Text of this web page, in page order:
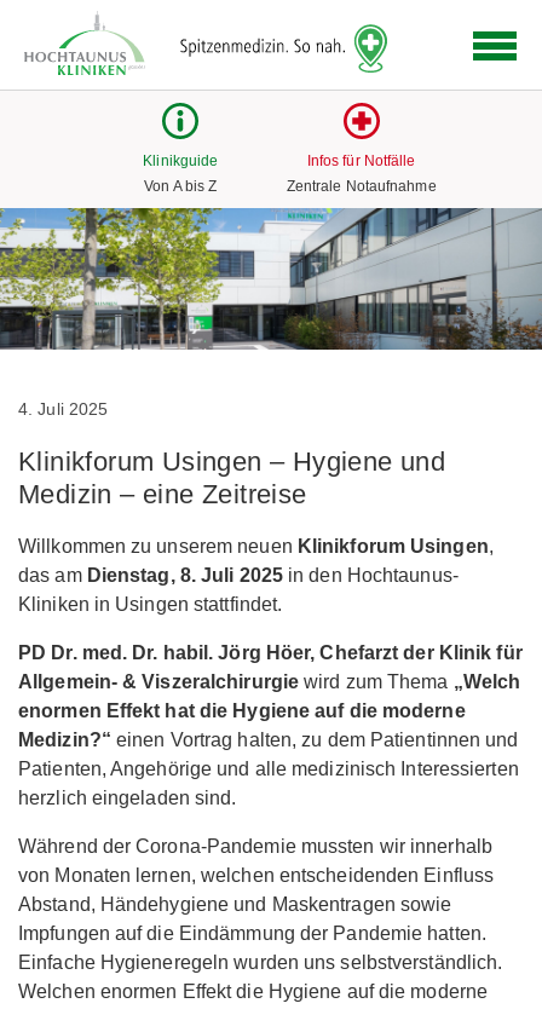
Link
zur
Startseite
Klinikguide
Von A bis Z
Infos für Notfälle
Zentrale Notaufnahme
4. Juli 2025
Klinikforum Usingen – Hygiene und
Medizin – eine Zeitreise
Willkommen zu unserem neuen Klinikforum Usingen,
das am Dienstag, 8. Juli 2025in den Hochtaunus-
Kliniken in Usingen stattfindet.
PD Dr. med. Dr. habil. Jörg Höer, Chefarzt der Klinik für
Allgemein- & Viszeralchirurgie wird zum Thema „Welch
enormen Effekt hat die Hygiene auf die moderne
Medizin?“ einen Vortrag halten, zu dem Patientinnen und
Patienten, Angehörige und alle medizinisch Interessierten
herzlich eingeladen sind.
Während der Corona-Pandemie mussten wir innerhalb
von Monaten lernen, welchen entscheidenden Einfluss
Abstand, Händehygiene und Maskentragen sowie
Impfungen auf die Eindämmung der Pandemie hatten.
Einfache Hygieneregeln wurden uns selbstverständlich.
Welchen enormen Effekt die Hygiene auf die moderne